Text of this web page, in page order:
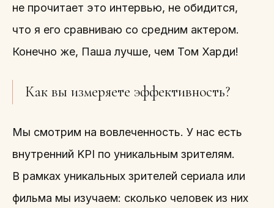
не прочитает это интервью, не обидится,
что я его сравниваю со средним актером.
Конечно же, Паша лучше, чем Том Харди!
Как вы измеряете эффективность?
Мы смотрим на вовлеченность. У нас есть
внутренний KPI по уникальным зрителям.
В рамках уникальных зрителей сериала или
фильма мы изучаем: сколько человек из них